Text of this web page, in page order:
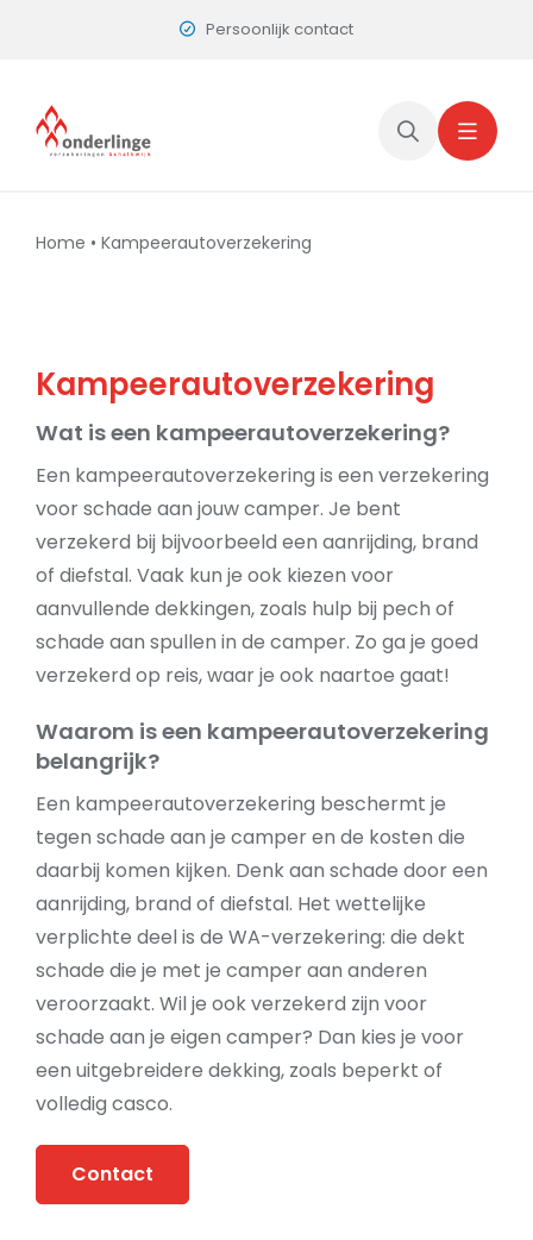
Dichtbij en vertrouwd
Home • Kampeerautoverzekering
Kampeerautoverzekering
Wat is een kampeerautoverzekering?
Een kampeerautoverzekering is een verzekering
voor schade aan jouw camper. Je bent
verzekerd bij bijvoorbeeld een aanrijding, brand
of diefstal. Vaak kun je ook kiezen voor
aanvullende dekkingen, zoals hulp bij pech of
schade aan spullen in de camper. Zo ga je goed
verzekerd op reis, waar je ook naartoe gaat!
Waarom is een kampeerautoverzekering
belangrijk?
Een kampeerautoverzekering beschermt je
tegen schade aan je camper en de kosten die
daarbij komen kijken. Denk aan schade door een
aanrijding, brand of diefstal. Het wettelijke
verplichte deel is de WA-verzekering: die dekt
schade die je met je camper aan anderen
veroorzaakt. Wil je ook verzekerd zijn voor
schade aan je eigen camper? Dan kies je voor
een uitgebreidere dekking, zoals beperkt of
volledig casco.
Contact